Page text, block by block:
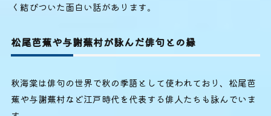
く結びついた面白い話があります。
松尾芭蕉や与謝蕪村が詠んだ俳句との縁
秋海棠は俳句の世界で秋の季語として使われており、松尾芭
蕉や与謝蕪村など江戸時代を代表する俳人たちも詠んでいま